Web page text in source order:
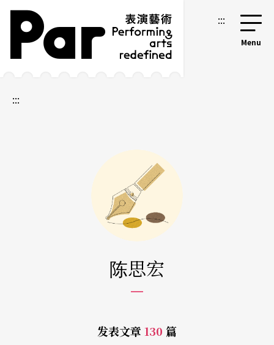
跳到主要内容区块
网站导览 :::
:::
陈思宏
发表文章 130 篇